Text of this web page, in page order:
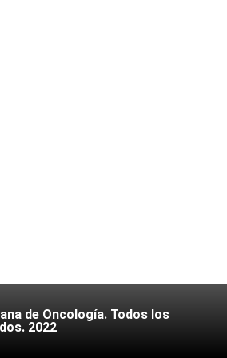
de Oncología. Todos los
2022